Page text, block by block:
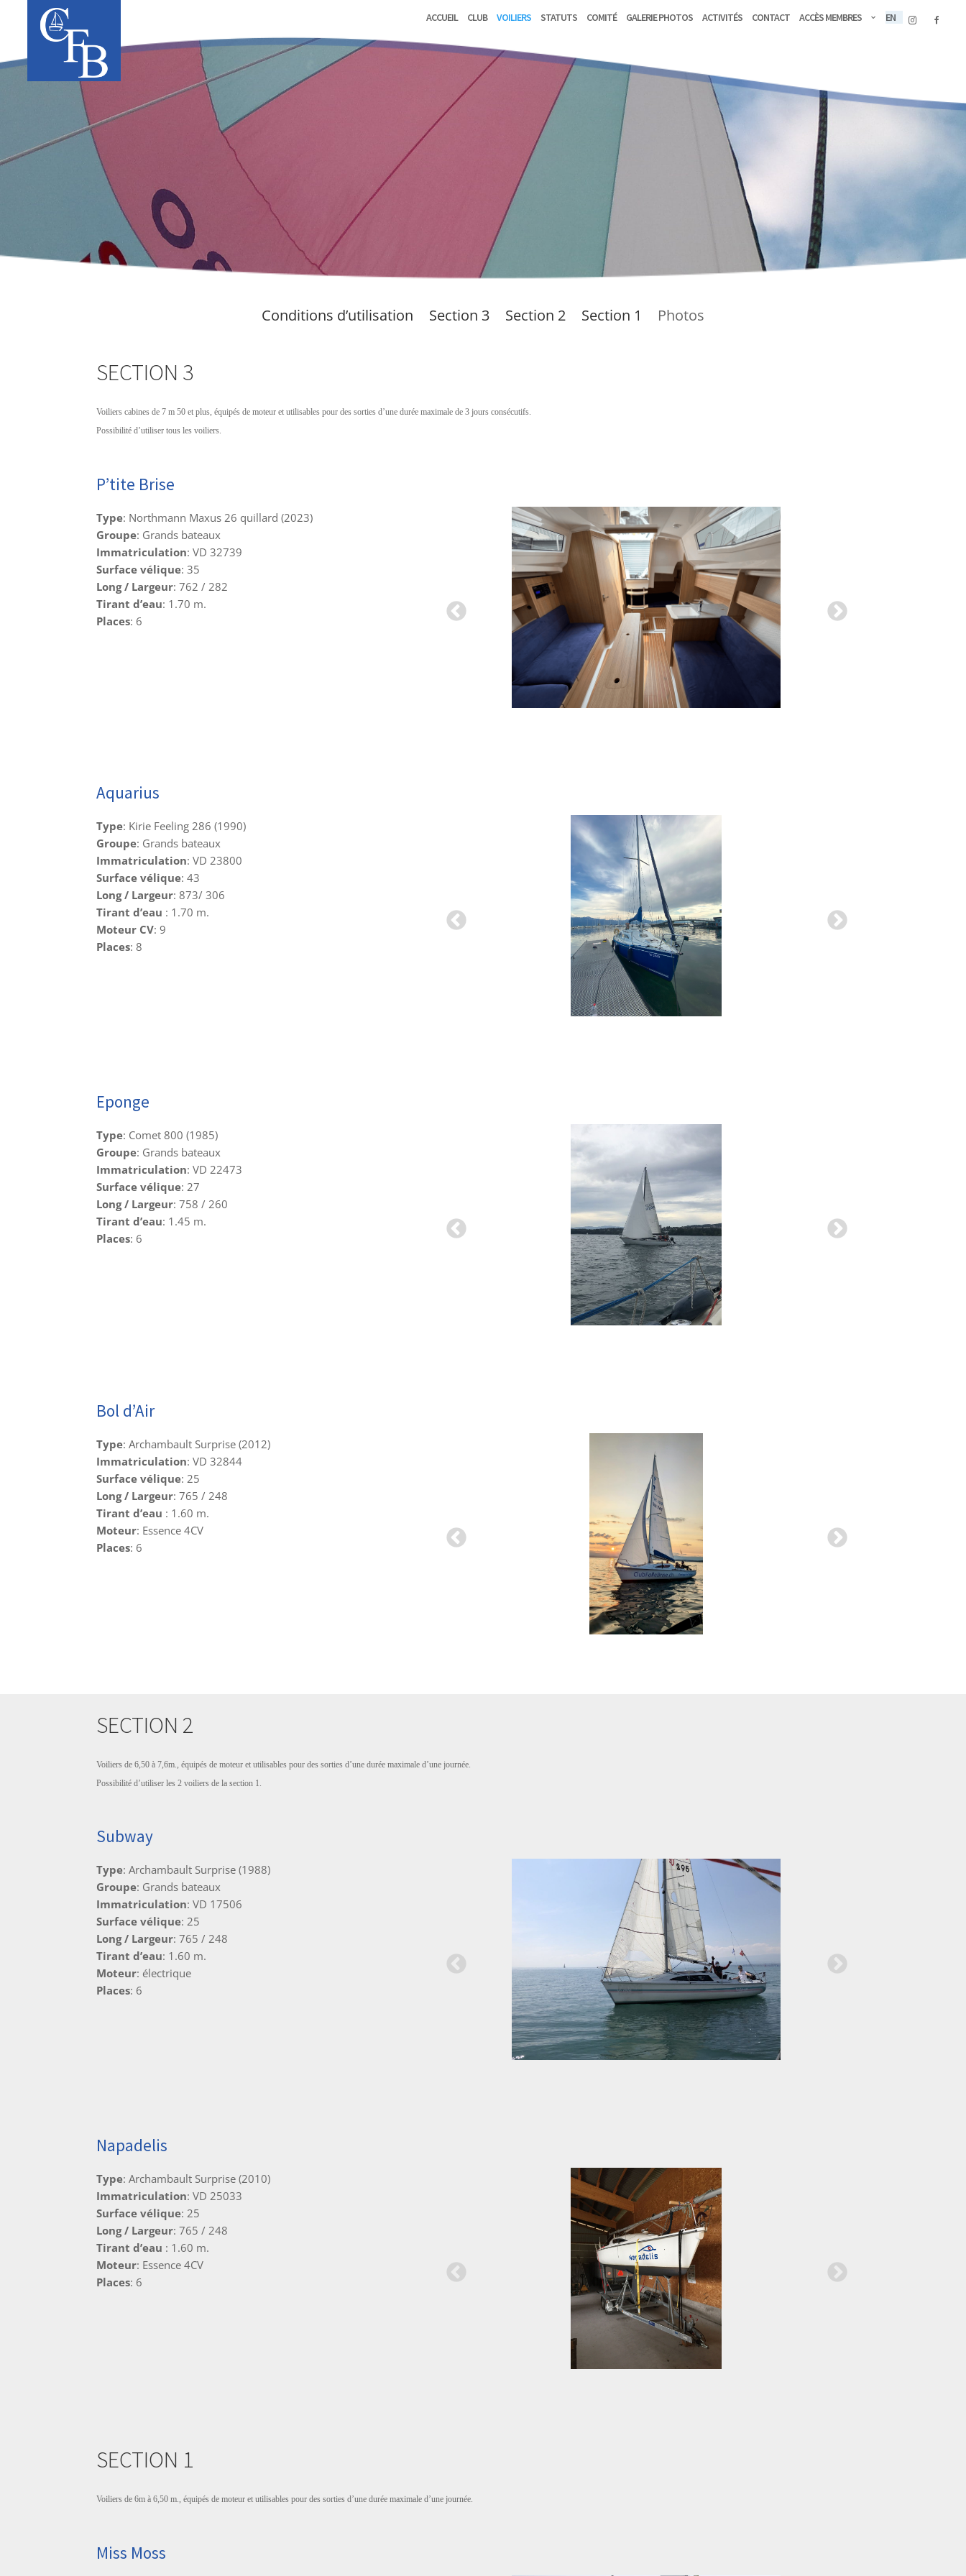
Accueil Club Voiliers Statuts Comité Galerie Photos Activités Contact Accès membres EN
Conditions d’utilisation Section 3 Section 2 Section 1 Photos
SECTION 3
Voiliers cabines de 7 m 50 et plus, équipés de moteur et utilisables pour des sorties d’une durée maximale de 3 jours consécutifs.
Possibilité d’utiliser tous les voiliers.
P’tite Brise
Type: Northmann Maxus 26 quillard (2023)
Groupe: Grands bateaux
Immatriculation: VD 32739
Surface vélique: 35
Long / Largeur: 762 / 282
Tirant d’eau: 1.70 m.
Places: 6
Aquarius
Type: Kirie Feeling 286 (1990)
Groupe: Grands bateaux
Immatriculation: VD 23800
Surface vélique: 43
Long / Largeur: 873/ 306
Tirant d’eau : 1.70 m.
Moteur CV: 9
Places: 8
Eponge
Type: Comet 800 (1985)
Groupe: Grands bateaux
Immatriculation: VD 22473
Surface vélique: 27
Long / Largeur: 758 / 260
Tirant d’eau: 1.45 m.
Places: 6
Bol d’Air
Type: Archambault Surprise (2012)
Immatriculation: VD 32844
Surface vélique: 25
Long / Largeur: 765 / 248
Tirant d’eau : 1.60 m.
Moteur: Essence 4CV
Places: 6
SECTION 2
Voiliers de 6,50 à 7,6m., équipés de moteur et utilisables pour des sorties d’une durée maximale d’une journée.
Possibilité d’utiliser les 2 voiliers de la section 1.
Subway
Type: Archambault Surprise (1988)
Groupe: Grands bateaux
Immatriculation: VD 17506
Surface vélique: 25
Long / Largeur: 765 / 248
Tirant d’eau: 1.60 m.
Moteur: électrique
Places: 6
Napadelis
Type: Archambault Surprise (2010)
Immatriculation: VD 25033
Surface vélique: 25
Long / Largeur: 765 / 248
Tirant d’eau : 1.60 m.
Moteur: Essence 4CV
Places: 6
SECTION 1
Voiliers de 6m à 6,50 m., équipés de moteur et utilisables pour des sorties d’une durée maximale d’une journée.
Miss Moss